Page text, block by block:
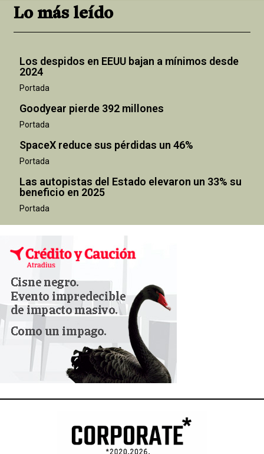
Lo más leído
Los despidos en EEUU bajan a mínimos desde
2024
Portada
Goodyear pierde 392 millones
Portada
SpaceX reduce sus pérdidas un 46%
Portada
Las autopistas del Estado elevaron un 33% su
beneficio en 2025
Portada